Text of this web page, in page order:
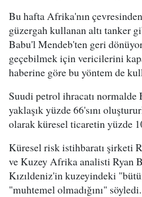
Bu hafta Afrika'nın
güzergah kullanan altı tanker
Babu'l Mendeb'ten geri
geçebilmek için vericilerini
haberine göre bu yöntem de
Suudi petrol ihracatı
yaklaşık yüzde 66'sını
olarak küresel ticaretin yüzde
Küresel risk istihbaratı şirketi
ve Kuzey Afrika analisti Ryan
Kızıldeniz'in kuzeyindeki
"muhtemel olmadığını" söyledi.